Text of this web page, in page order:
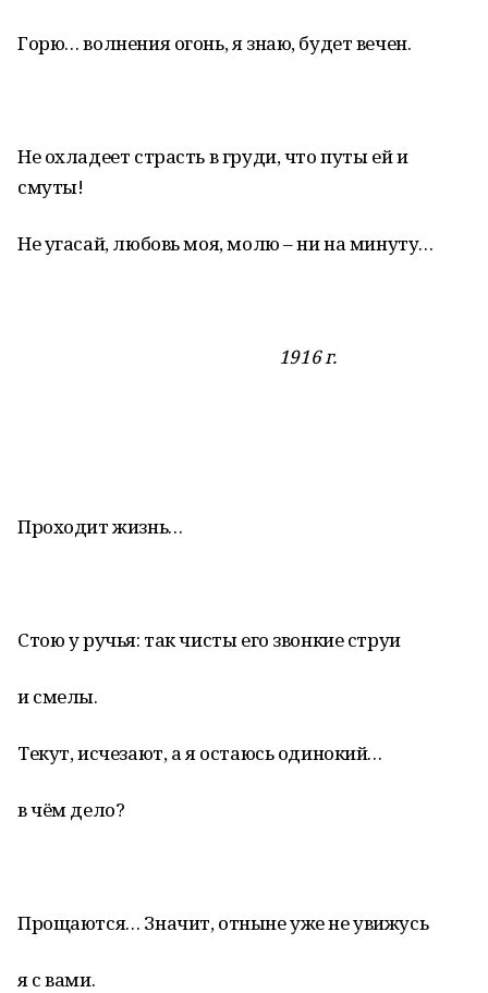
Горю… волнения огонь, я знаю, будет вечен.
Не охладеет страсть в груди, что путы ей и
смуты!
Не угасай, любовь моя, молю – ни на минуту…
1916 г.
Проходит жизнь…
Стою у ручья: так чисты его звонкие струи
и смелы.
Текут, исчезают, а я остаюсь одинокий…
в чём дело?
Прощаются… Значит, отныне уже не увижусь
я с вами.